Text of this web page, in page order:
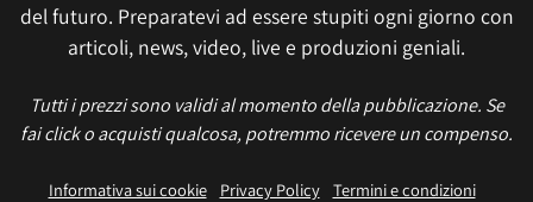
del futuro. Preparatevi ad essere stupiti ogni giorno con
articoli, news, video, live e produzioni geniali.
Tutti i prezzi sono validi al momento della pubblicazione. Se
fai click o acquisti qualcosa, potremmo ricevere un compenso.
Informativa sui cookie Privacy Policy Termini e condizioni